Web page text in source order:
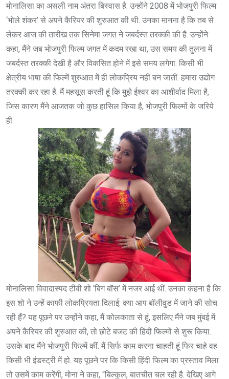
मोनालिसा का असली नाम अंतरा बिस्वास है. उन्होंने 2008 में भोजपुरी फिल्म
‘भोले शंकर’ से अपने कैरियर की शुरुआत की थी. उनका मानना है कि तब से
लेकर आज की तारीख तक सिनेमा जगत ने जबर्दस्त तरक्की की है. उन्होंने
कहा, मैंने जब भोजपुरी फिल्म जगत में कदम रखा था, उस समय की तुलना में
जबर्दस्त तरक्की देखी है और विकसित होने में इसे समय लगेगा. किसी भी
क्षेत्रीय भाषा की फिल्में शुरुआत में ही लोकप्रिय नहीं बन जातीं. हमारा उद्योग
तरक्की कर रहा है. मैं महसूस करती हूं कि मुझे ईश्वर का आशीर्वाद मिला है,
जिस कारण मैंने आजतक जो कुछ हासिल किया है, भोजपुरी फिल्मों के जरिये
ही.
मोनालिसा विवादास्पद टीवी शो ‘बिग बॉस’ में नजर आई थीं. उनका कहना है कि
इस शो ने उन्हें काफी लोकप्रियता दिलाई. क्या आप बॉलीवुड में जाने की सोच
रही हैं? यह पूछने पर उन्होंने कहा, मैं कोलकाता से हूं, इसलिए मैंने जब मुंबई में
अपने कैरियर की शुरुआत की, तो छोटे बजट की हिंदी फिल्मों से शुरू किया.
उसके बाद मैंने भोजपुरी फिल्में कीं. मैं सिर्फ काम करना चाहती हूं फिर चाहे वह
किसी भी इंडस्ट्री में हो. यह पूछने पर कि किसी हिंदी फिल्म का प्रस्ताव मिला
तो उसमें काम करेंगी, मोना ने कहा, “बिल्कुल, बातचीत चल रही है. देखिए आगे